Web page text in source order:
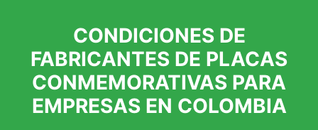
CONDICIONES DE
FABRICANTES DE PLACAS
CONMEMORATIVAS PARA
EMPRESAS EN COLOMBIA